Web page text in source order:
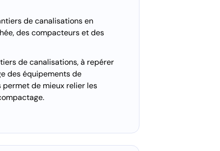
de canalisations en
des compacteurs et des
de canalisations, à repérer
des équipements de
permet de mieux relier les